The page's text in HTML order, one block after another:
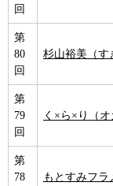
回
第
80
回
杉山裕美（す
第
79
回
く×ら×り（オ
第
78
もとすみフラ